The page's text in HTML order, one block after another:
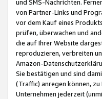
und SMS-Nachrichten.
von Partner-Links und
vor dem Kauf eines
prüfen, überwachen und
die auf Ihrer Website
reproduzieren, verbreiten
Amazon-
Sie bestätigen und sind
(Traffic) anregen können,
Unternehmen jederzeit